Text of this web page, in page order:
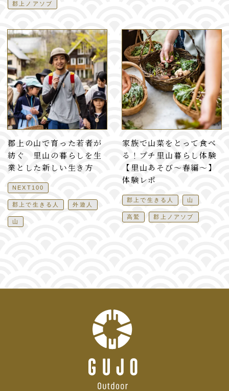
郡上ノアソブ
郡上の山で育った若者が
紡ぐ 里山の暮らしを生
業とした新しい生き方
NEXT100
郡上で生きる人 外遊人
山
家族で山菜をとって食べ
る！プチ里山暮らし体験
【里山あそび〜春編〜】
体験レポ
郡上で生きる人 山
高鷲 郡上ノアソブ